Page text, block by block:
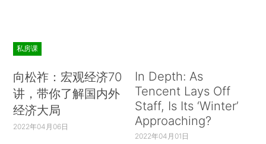
私房课
向松祚：宏观经济70
讲，带你了解国内外
经济大局
2022年04月06日
In Depth: As
Tencent Lays Off
Staff, Is Its ‘Winter’
Approaching?
2022年04月01日